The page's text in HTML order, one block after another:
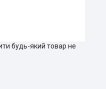
будь-який товар не